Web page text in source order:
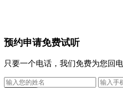
预约申请免费试听
只要一个电话，我们免费为您回电